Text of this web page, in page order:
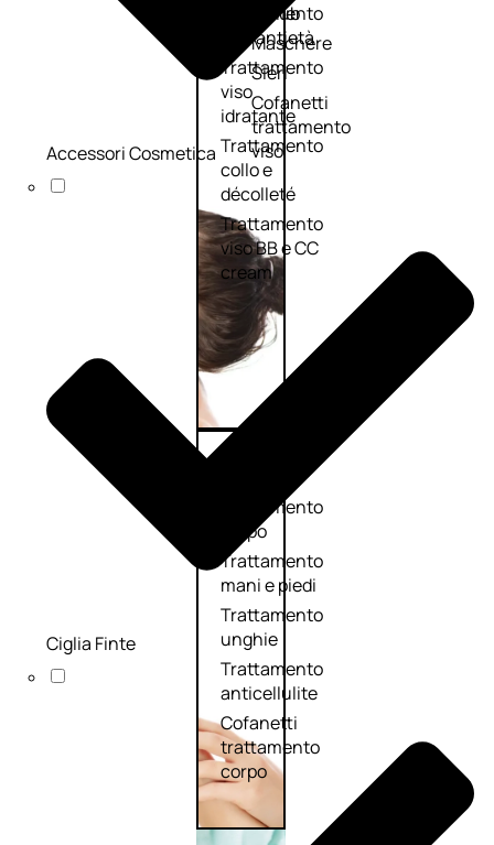
Trattamento
viso antietà
Trattamento
viso
idratante
Trattamento
collo e
décolleté
Trattamento
viso BB e CC
cream
Scrub
Maschere
Sieri
Cofanetti
trattamento
viso
Trattamento
corpo
Trattamento
mani e piedi
Trattamento
unghie
Trattamento
anticellulite
Cofanetti
trattamento
corpo
Accessori Cosmetica
Ciglia Finte